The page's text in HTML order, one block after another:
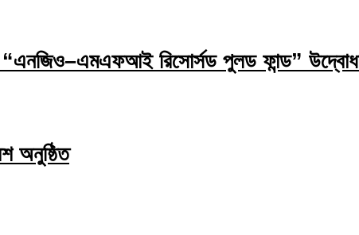
“এনজিও–এমএফআই রিসোর্সড পুলড ফান্ড”
অনুষ্ঠিত